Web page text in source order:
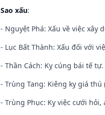
Sao xấu:
- Nguyệt Phá: Xấu về việc xây
- Lục Bất Thành: Xấu đối với
- Thần Cách: Kỵ cúng bái tế tự.
- Trùng Tang: Kiêng kỵ giá
- Trùng Phục: Kỵ việc cưới hỏi,